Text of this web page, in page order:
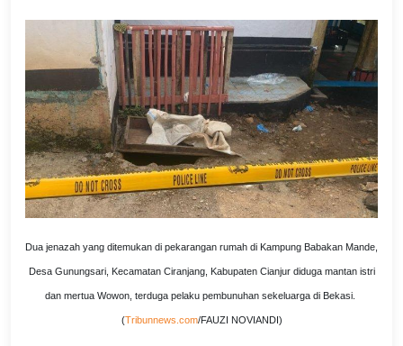
Dua jenazah yang ditemukan di pekarangan rumah di Kampung Babakan Mande,
Desa Gunungsari, Kecamatan Ciranjang, Kabupaten Cianjur diduga mantan istri
dan mertua Wowon, terduga pelaku pembunuhan sekeluarga di Bekasi.
(Tribunnews.com/FAUZI NOVIANDI)